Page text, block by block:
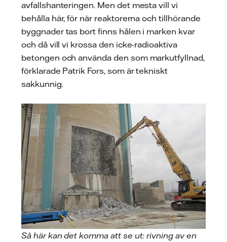
avfallshanteringen. Men det mesta vill vi
behålla här, för när reaktorerna och tillhörande
byggnader tas bort finns hålen i marken kvar
och då vill vi krossa den icke-radioaktiva
betongen och använda den som markutfyllnad,
förklarade Patrik Fors, som är tekniskt
sakkunnig.
Så här kan det komma att se ut: rivning av en